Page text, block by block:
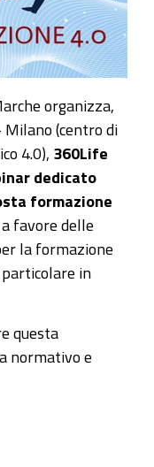
organizza,
Milano (centro di
4.0), 360Life
dedicato
formazione
favore delle
la formazione
in
questa
normativo e